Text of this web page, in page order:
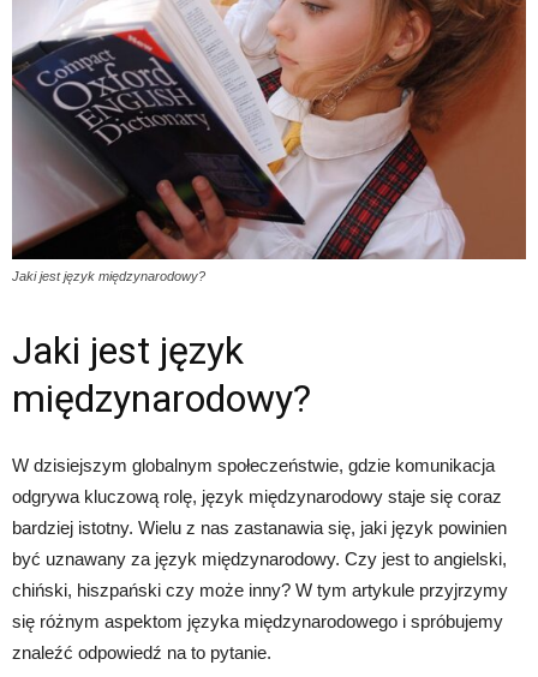
Jaki jest język międzynarodowy?
Jaki jest język
międzynarodowy?
W dzisiejszym globalnym społeczeństwie, gdzie komunikacja
odgrywa kluczową rolę, język międzynarodowy staje się coraz
bardziej istotny. Wielu z nas zastanawia się, jaki język powinien
być uznawany za język międzynarodowy. Czy jest to angielski,
chiński, hiszpański czy może inny? W tym artykule przyjrzymy
się różnym aspektom języka międzynarodowego i spróbujemy
znaleźć odpowiedź na to pytanie.